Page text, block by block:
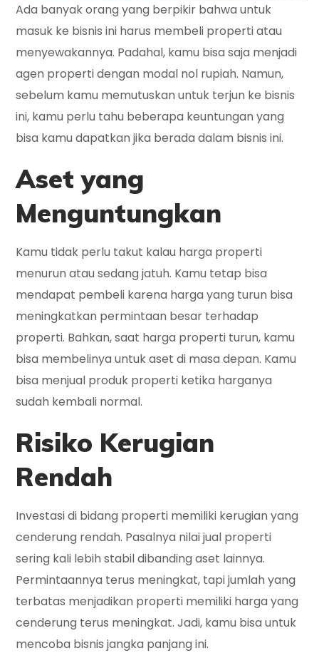
Ada banyak orang yang berpikir bahwa untuk
masuk ke bisnis ini harus membeli properti atau
menyewakannya. Padahal, kamu bisa saja menjadi
agen properti dengan modal nol rupiah. Namun,
sebelum kamu memutuskan untuk terjun ke bisnis
ini, kamu perlu tahu beberapa keuntungan yang
bisa kamu dapatkan jika berada dalam bisnis ini.
Aset yang
Menguntungkan
Kamu tidak perlu takut kalau harga properti
menurun atau sedang jatuh. Kamu tetap bisa
mendapat pembeli karena harga yang turun bisa
meningkatkan permintaan besar terhadap
properti. Bahkan, saat harga properti turun, kamu
bisa membelinya untuk aset di masa depan. Kamu
bisa menjual produk properti ketika harganya
sudah kembali normal.
Risiko Kerugian
Rendah
Investasi di bidang properti memiliki kerugian yang
cenderung rendah. Pasalnya nilai jual properti
sering kali lebih stabil dibanding aset lainnya.
Permintaannya terus meningkat, tapi jumlah yang
terbatas menjadikan properti memiliki harga yang
cenderung terus meningkat. Jadi, kamu bisa untuk
mencoba bisnis jangka panjang ini.